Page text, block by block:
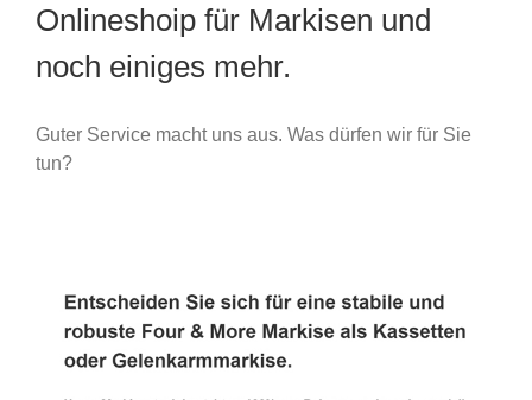
Onlineshoip für Markisen und
noch einiges mehr.
Guter Service macht uns aus. Was dürfen wir für Sie
tun?